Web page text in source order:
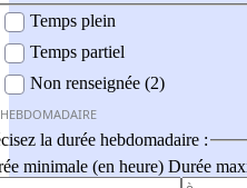
Temps plein
Temps partiel
Non renseignée (2)
la durée hebdomadaire :
minimale (en heure) Durée